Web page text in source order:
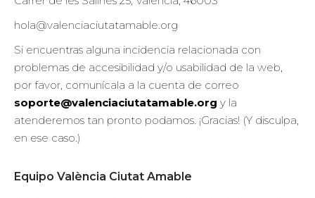
hola@valenciaciutatamable.org
Si encuentras alguna incidencia relacionada con
problemas de accesibilidad y/o usabilidad de la web,
por favor, comunícala a la cuenta de correo
soporte@valenciaciutatamable.org y la
atenderemos tan pronto podamos. ¡Gracias! (Y disculpa,
en ese caso.)
Equipo València Ciutat Amable